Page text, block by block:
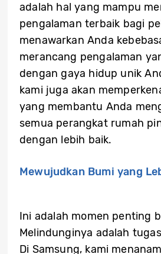
adalah hal yang mampu
pengalaman terbaik bagi
menawarkan Anda
merancang pengalaman
dengan gaya hidup unik
kami juga akan
yang membantu Anda
semua perangkat rumah
dengan lebih baik.
Mewujudkan Bumi yang
Ini adalah momen penting
Melindunginya adalah
Di Samsung, kami